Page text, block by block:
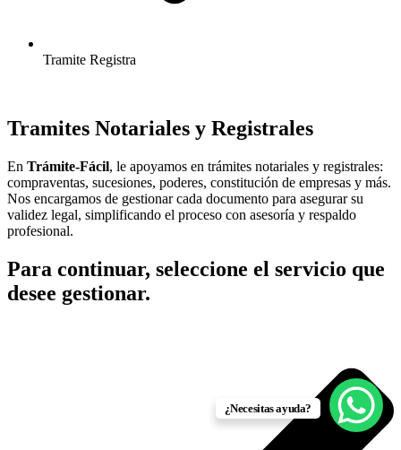
¿Necesitas ayuda?
Tramite Registra
Tramites Notariales y Registrales
En Trámite-Fácil, le apoyamos en trámites notariales y registrales:
compraventas, sucesiones, poderes, constitución de empresas y más.
Nos encargamos de gestionar cada documento para asegurar su
validez legal, simplificando el proceso con asesoría y respaldo
profesional.
Para continuar, seleccione el servicio que
desee gestionar.